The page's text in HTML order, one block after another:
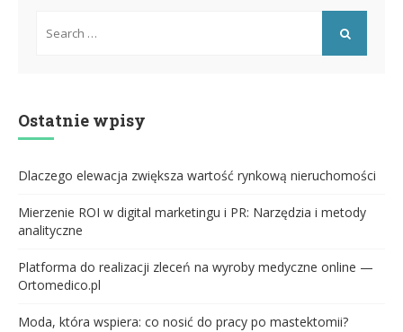
for:
Ostatnie wpisy
Dlaczego elewacja zwiększa wartość rynkową nieruchomości
Mierzenie ROI w digital marketingu i PR: Narzędzia i metody
analityczne
Platforma do realizacji zleceń na wyroby medyczne online —
Ortomedico.pl
Moda, która wspiera: co nosić do pracy po mastektomii?